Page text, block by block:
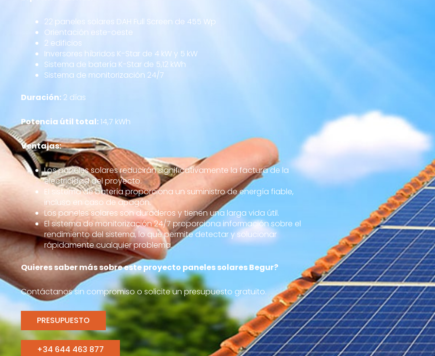
22 paneles solares DAH Full Screen de 455 Wp
Orientación este-oeste
2 edificios
Inversores híbridos K-Star de 4 kW y 5 kW
Sistema de batería K-Star de 5,12 kWh
Sistema de monitorización 24/7
Duración: 2 días
Potencia útil total:14,7 kWh
Ventajas:
Los paneles solares reducirán significativamente la factura de la
electricidad del proyecto.
El sistema de batería proporciona un suministro de energía fiable,
incluso en caso de apagón.
Los paneles solares son duraderos y tienen una larga vida útil.
El sistema de monitorización 24/7 proporciona información sobre el
rendimiento del sistema, lo que permite detectar y solucionar
rápidamente cualquier problema.
Quieres saber más sobre este proyecto paneles solares Begur?
Contáctanos sin compromiso o solicite un presupuesto gratuito.
PRESUPUESTO
+34 644 463 877